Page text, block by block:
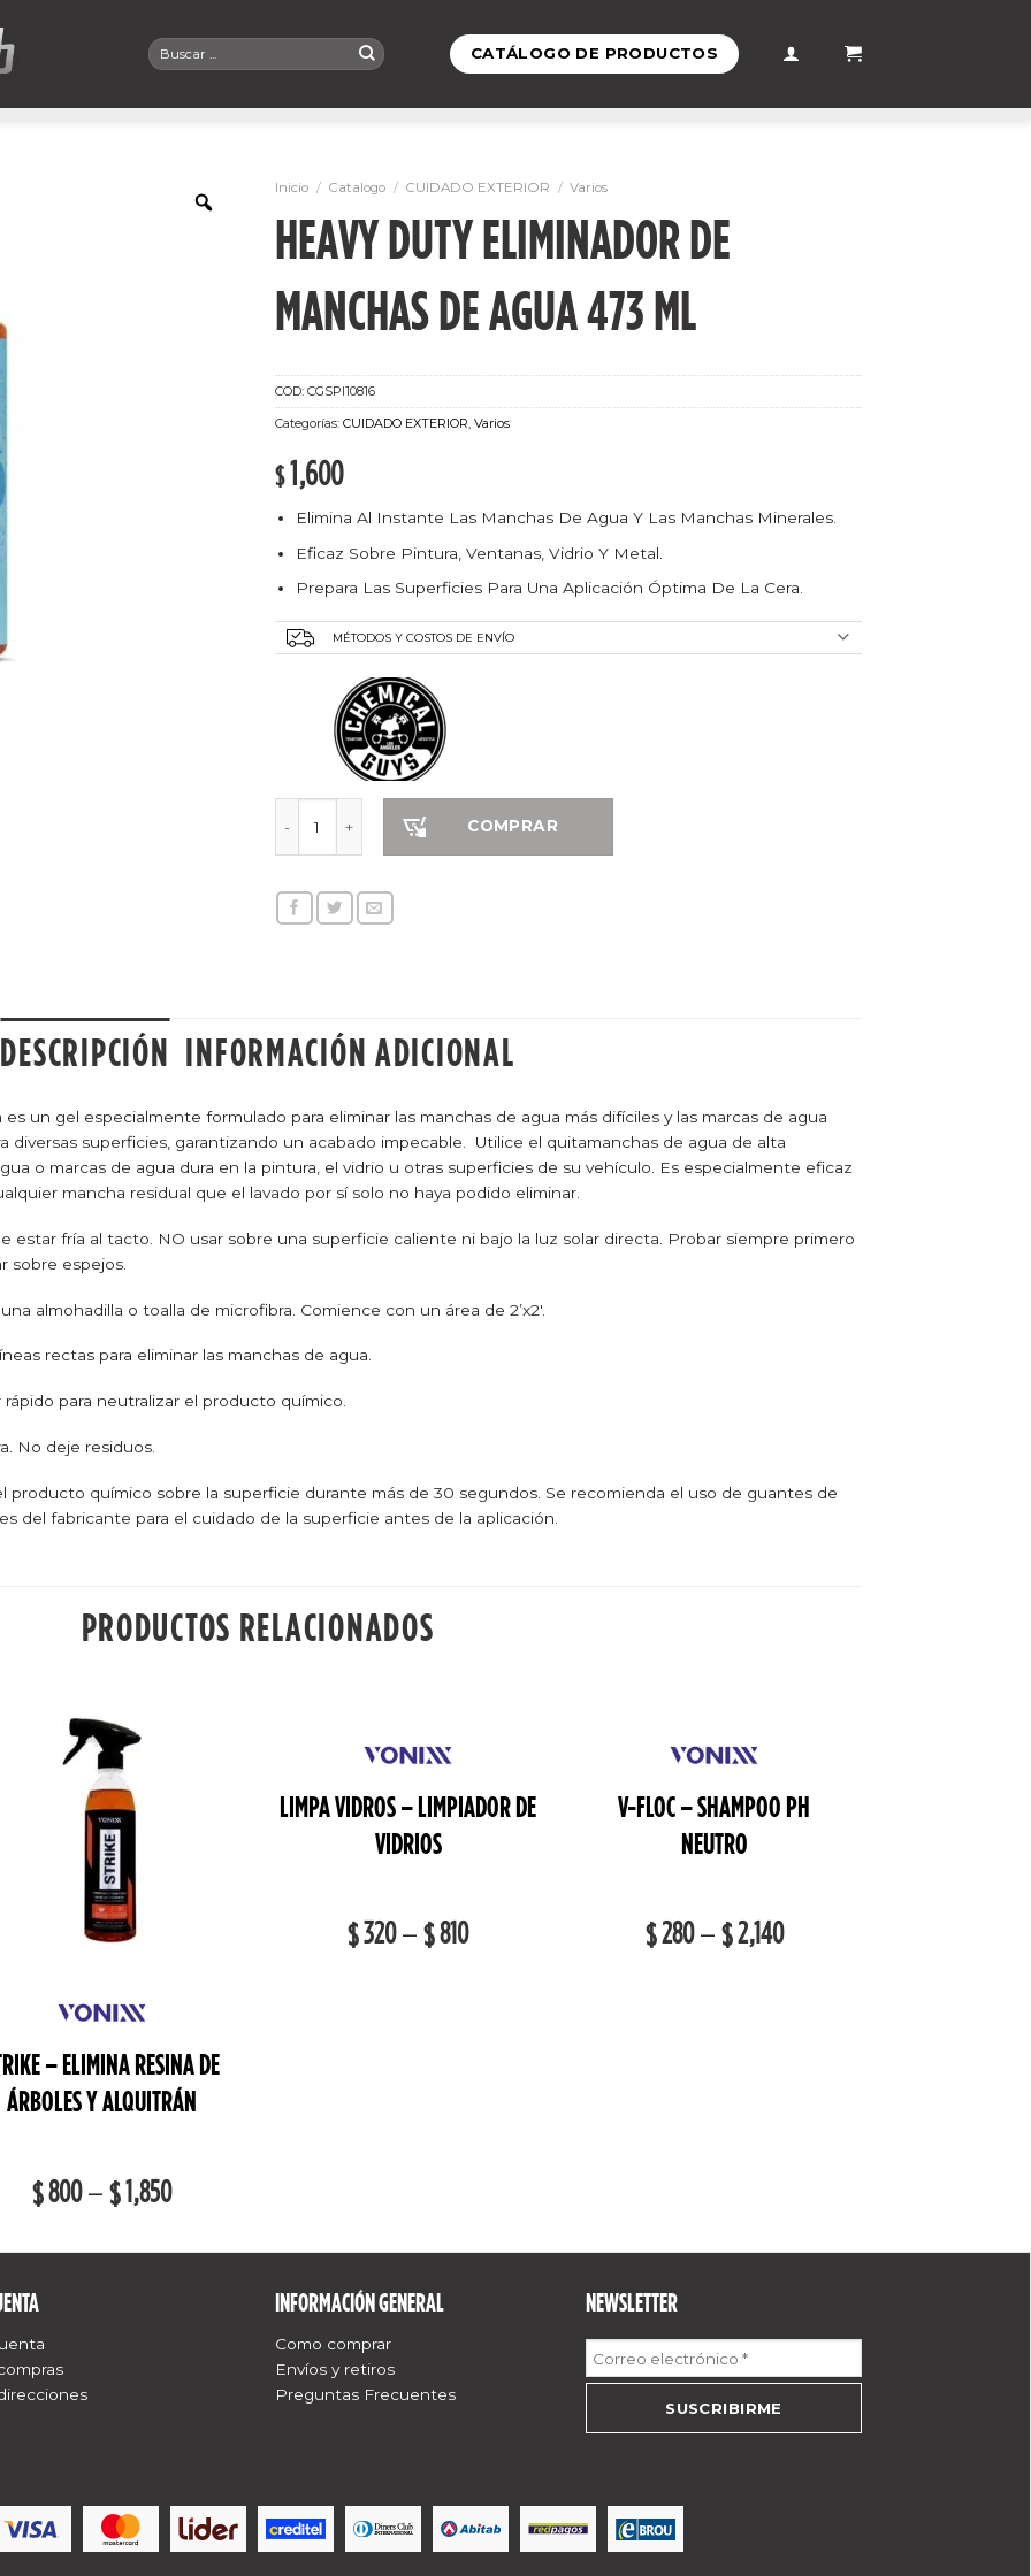
Buscar
por:
CATÁLOGO DE PRODUCTOS
Inicio / Catalogo / CUIDADO EXTERIOR / Varios
HEAVY DUTY ELIMINADOR DE
MANCHAS DE AGUA 473 ML
COD: CGSPI10816
Categorías: CUIDADO EXTERIOR, Varios
$ 1,600
Elimina Al Instante Las Manchas De Agua Y Las Manchas Minerales.
Eficaz Sobre Pintura, Ventanas, Vidrio Y Metal.
Prepara Las Superficies Para Una Aplicación Óptima De La Cera.
MÉTODOS Y COSTOS DE ENVÍO
COMPRAR
DESCRIPCIÓN INFORMACIÓN ADICIONAL
un gel especialmente formulado para eliminar las manchas de agua más difíciles y las marcas de agua
diversas superficies, garantizando un acabado impecable. Utilice el quitamanchas de agua de alta
o marcas de agua dura en la pintura, el vidrio u otras superficies de su vehículo. Es especialmente eficaz
mancha residual que el lavado por sí solo no haya podido eliminar.
estar fría al tacto. NO usar sobre una superficie caliente ni bajo la luz solar directa. Probar siempre primero
sobre espejos.
almohadilla o toalla de microfibra. Comience con un área de 2’x2′.
rectas para eliminar las manchas de agua.
para neutralizar el producto químico.
No deje residuos.
producto químico sobre la superficie durante más de 30 segundos. Se recomienda el uso de guantes de
del fabricante para el cuidado de la superficie antes de la aplicación.
PRODUCTOS RELACIONADOS
– ELIMINA RESINA DE
ÁRBOLES Y ALQUITRÁN
$800– $1,850
LIMPA VIDROS – LIMPIADOR DE
VIDRIOS
$320–$810
V-FLOC – SHAMPOO PH
NEUTRO
$280– $2,140
INFORMACIÓN GENERAL
Como comprar
Envíos y retiros
Preguntas Frecuentes
NEWSLETTER